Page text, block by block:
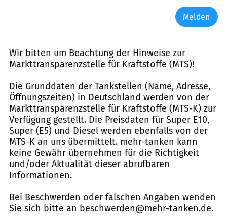
Melden
Wir bitten um Beachtung der Hinweise zur
Markttransparenzstelle für Kraftstoffe (MTS)!
Die Grunddaten der Tankstellen (Name, Adresse,
Öffnungszeiten) in Deutschland werden von der
Markttransparenzstelle für Kraftstoffe (MTS-K) zur
Verfügung gestellt. Die Preisdaten für Super E10,
Super (E5) und Diesel werden ebenfalls von der
MTS-K an uns übermittelt. mehr-tanken kann
keine Gewähr übernehmen für die Richtigkeit
und/oder Aktualität dieser abrufbaren
Informationen.
Bei Beschwerden oder falschen Angaben wenden
Sie sich bitte an beschwerden@mehr-tanken.de.